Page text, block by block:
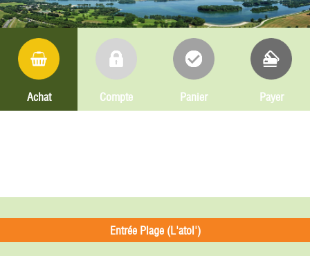
Achat Compte Panier Payer
Entrée Plage (L'atol')